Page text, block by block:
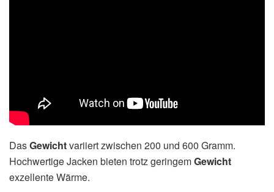
DasGewichtvariiert zwischen 200 und 600 Gramm.
Hochwertige Jacken bieten trotz geringemGewicht
exzellente Wärme.